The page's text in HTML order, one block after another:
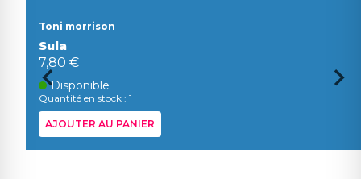
Toni morrison
Sula
7,80 €
Disponible
Quantité en stock : 1
AJOUTER AU PANIER